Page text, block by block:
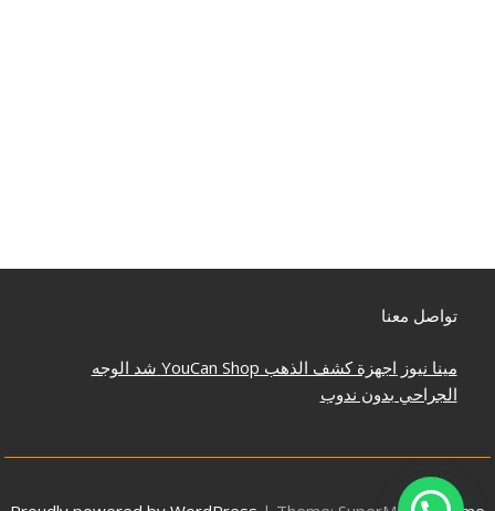
تواصل معنا
مينا نيوز اجهزة كشف الذهب YouCan Shop شد الوجه
الجراحي بدون ندوب